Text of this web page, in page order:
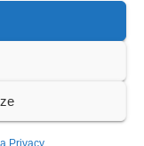
Privacy